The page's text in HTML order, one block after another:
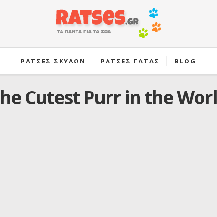
ΡΑΤΣΕΣ ΣΚΥΛΩΝ ΡΑΤΣΕΣ ΓΑΤΑΣ BLOG
Cutest Purr in the